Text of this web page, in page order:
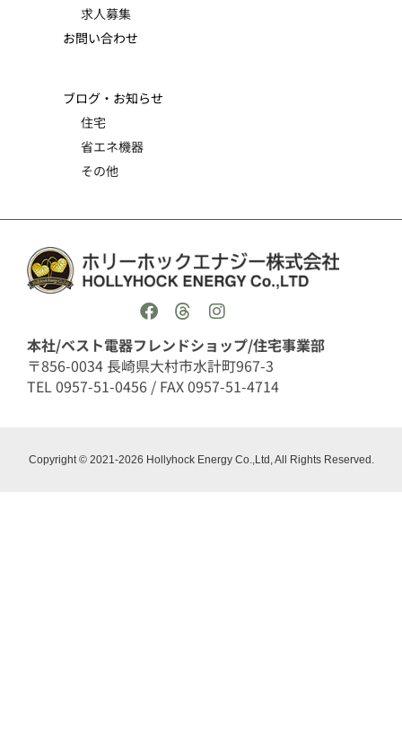
求人募集
お問い合わせ
ブログ・お知らせ
住宅
省エネ機器
その他
本社/ベスト電器フレンドショップ/住宅事業部
〒856-0034 長崎県大村市水計町967-3
TEL 0957-51-0456 / FAX 0957-51-4714
Copyright © 2021-2026 Hollyhock Energy Co.,Ltd, All Rights Reserved.